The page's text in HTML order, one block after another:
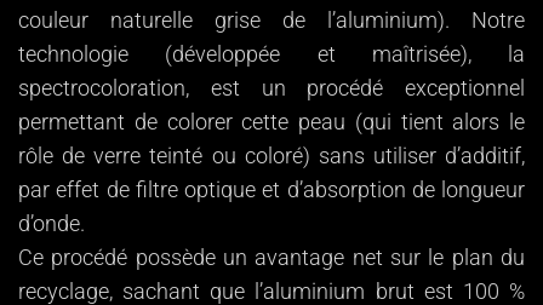
couleur naturelle grise de l’aluminium). Notre
technologie (développée et maîtrisée), la
spectrocoloration, est un procédé exceptionnel
permettant de colorer cette peau (qui tient alors le
rôle de verre teinté ou coloré) sans utiliser d’additif,
par effet de filtre optique et d’absorption de longueur
d’onde.
Ce procédé possède un avantage net sur le plan du
recyclage, sachant que l’aluminium brut est 100 %